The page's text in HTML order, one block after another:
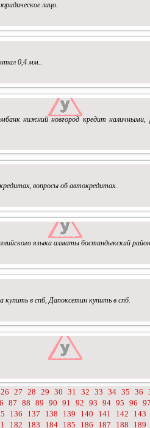
лицо.
0,4 мм..
нижний новгород кредит наличными,
вопросы об автокредитах.
языка алматы бостандыкский
в спб, Дапоксетин купить в спб.
26 27 28 29 30 31 32 33 34 35 36
87 88 89 90 91 92 93 94 95 96 97
136 137 138 139 140 141 142 143
182 183 184 185 186 187 188 189